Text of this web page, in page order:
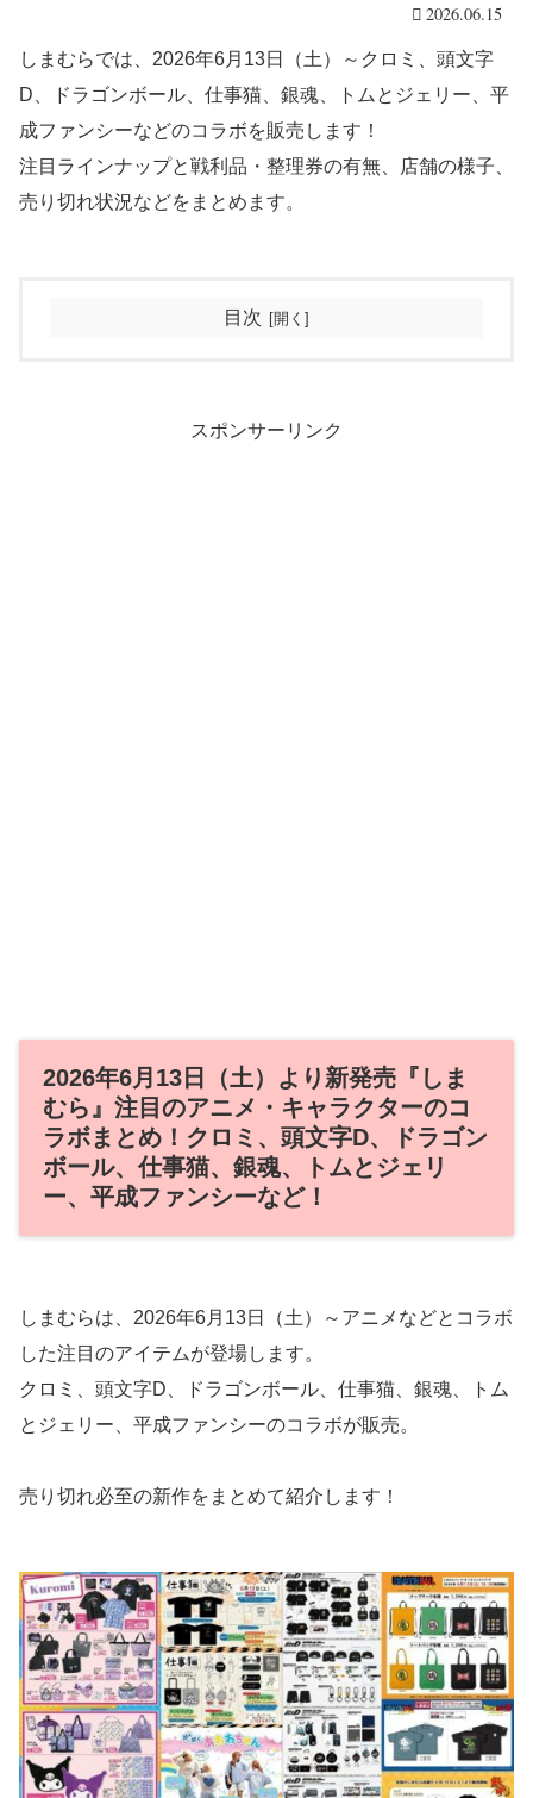
2026.06.15
しまむらでは、2026年6月13日（土）～クロミ、頭文字
D、ドラゴンボール、仕事猫、銀魂、トムとジェリー、平
成ファンシーなどのコラボを販売します！
注目ラインナップと戦利品・整理券の有無、店舗の様子、
売り切れ状況などをまとめます。
目次
スポンサーリンク
2026年6月13日（土）より新発売『しま
むら』注目のアニメ・キャラクターのコ
ラボまとめ！クロミ、頭文字D、ドラゴン
ボール、仕事猫、銀魂、トムとジェリ
ー、平成ファンシーなど！
しまむらは、2026年6月13日（土）～アニメなどとコラボ
した注目のアイテムが登場します。
クロミ、頭文字D、ドラゴンボール、仕事猫、銀魂、トム
とジェリー、平成ファンシーのコラボが販売。
売り切れ必至の新作をまとめて紹介します！